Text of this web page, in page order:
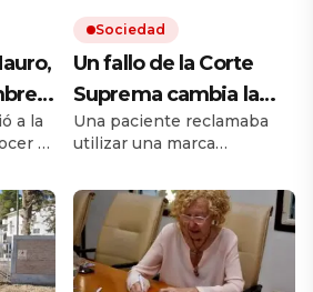
y
su
a la
el
tener
más
Sociedad
Un fallo de la Corte
Suprema cambia la
forma en que las
prepagas deben cubrir
los medicamentos
más caros
Una paciente reclamaba
utilizar una marca
disponible otra nacional. La
Cámara le había dado la
razón a la mujer, pero la
Corte ahora consideró lo
contrario. La sentencia